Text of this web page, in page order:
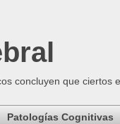
concluyen que
Patologías Cognitivas